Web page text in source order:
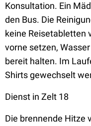
Konsultation. Ein
den Bus. Die
keine Reisetabletten
vorne setzen,
bereit halten. Im
Shirts gewechselt
Dienst in Zelt 18
Die brennende Hitze